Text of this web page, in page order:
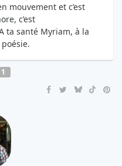
mouvement et c’est
c’est
ta santé Myriam, à la
1